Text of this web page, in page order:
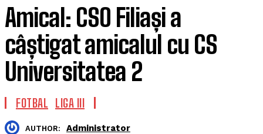
Amical: CSO Filiași a
câștigat amicalul cu CS
Universitatea 2
FOTBAL LIGA III
AUTHOR: Administrator